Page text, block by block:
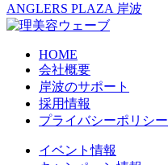
ANGLERS PLAZA 岸波
HOME
会社概要
岸波のサポート
採用情報
プライバシーポリシー
イベント情報